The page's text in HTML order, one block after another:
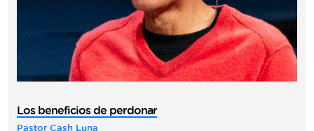
Los beneficios de perdonar
Pastor Cash Luna